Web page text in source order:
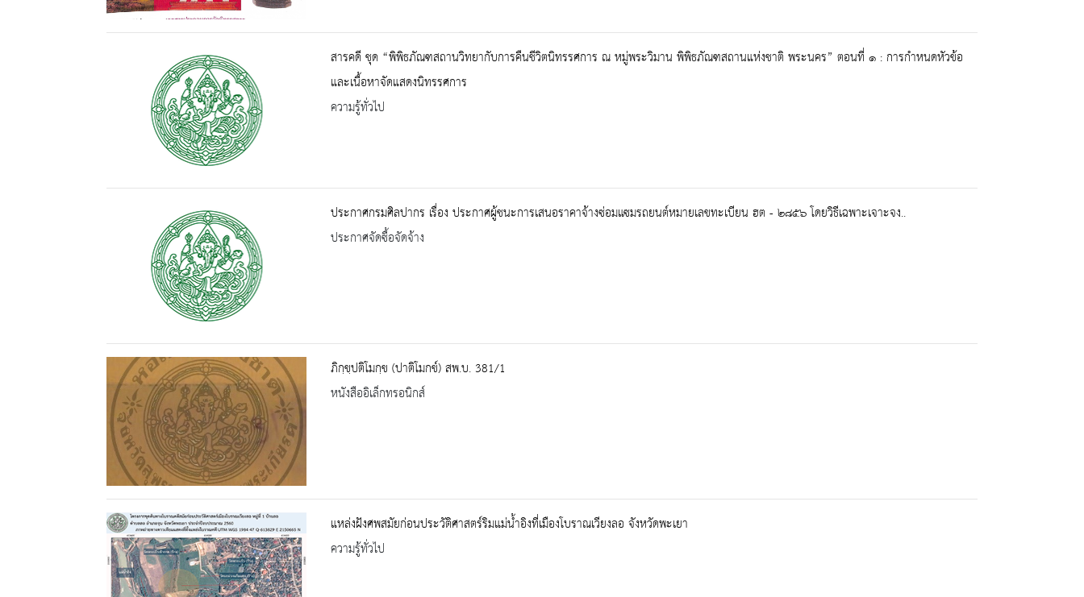
สารคดี ชุด “พิพิธภัณฑสถานวิทยากับการคืนชีวิตนิทรรศการ ณ หมู่พระวิมาน พิพิธภัณฑสถานแห่งชาติ พระนคร” ตอนที่ ๑ : การกำหนดหัวข้อ
และเนื้อหาจัดแสดงนิทรรศการ
ความรู้ทั่วไป
ประกาศกรมศิลปากร เรื่อง ประกาศผู้ชนะการเสนอราคาจ้างซ่อมแซมรถยนต์หมายเลขทะเบียน ฮต - ๒๘๕๖ โดยวิธีเฉพาะเจาะจง..
ประกาศจัดซื้อจัดจ้าง
ภิกฺขฺปติโมกฺข (ปาติโมกข์) สพ.บ. 381/1
หนังสืออิเล็กทรอนิกส์
แหล่งฝังศพสมัยก่อนประวัติศาสตร์ริมแม่น้ำอิงที่เมืองโบราณเวียงลอ จังหวัดพะเยา
ความรู้ทั่วไป